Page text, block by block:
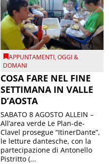
APPUNTAMENTI,OGGI &
DOMANI
COSA FARE NEL FINE
SETTIMANA IN VALLE
D’AOSTA
SABATO 8 AGOSTO ALLEIN –
All’area verde Le Plan-de-
Clavel prosegue “ItinerDante”,
le letture dantesche, con la
partecipazione di Antonello
Pistritto (...